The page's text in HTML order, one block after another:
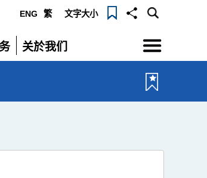
ENG 繁 文字大小
关於我们
展
选
单